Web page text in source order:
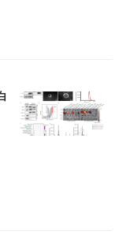
锁精准抗炎新路径